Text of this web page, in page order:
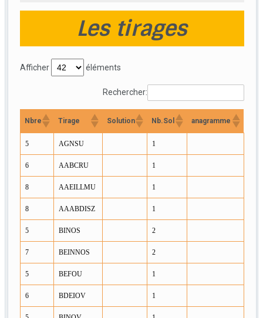
Les tirages
Afficher éléments
Rechercher:
Nbre Tirage Solution Nb.Sol anagramme
5 AGNSU 1
6 AABCRU 1
8 AAEILLMU 1
8 AAABDISZ 1
5 BINOS 2
7 BEINNOS 2
5 BEFOU 1
6 BDEIOV 1